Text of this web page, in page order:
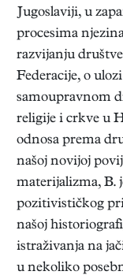
Jugoslaviji, u
procesima
razvijanju
Federacije, o
samoupravnom
religije i crkve u
odnosa prema
našoj novijoj
materijalizma, B.
pozitivističkog
našoj
istraživanja na
u nekoliko